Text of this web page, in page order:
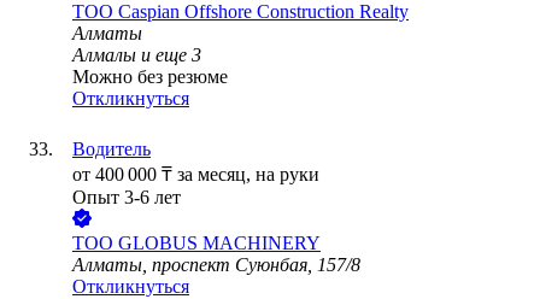
ТОО Caspian Offshore Construction Realty
Алматы
Алмалы и еще 3
Можно без резюме
Откликнуться
Водитель
от 400 000 ₸ за месяц, на руки
Опыт 3-6 лет
ТОО GLOBUS MACHINERY
Алматы, проспект Суюнбая, 157/8
Откликнуться